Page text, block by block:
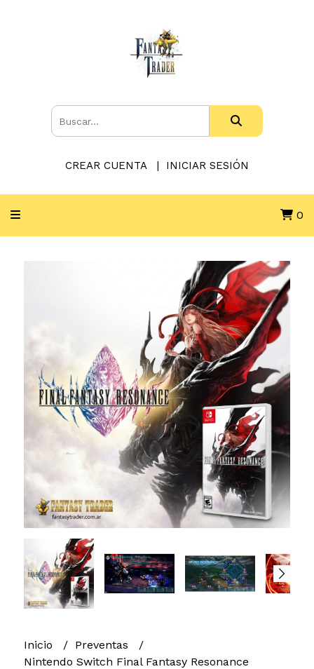
CREAR CUENTA INICIAR SESIÓN
0
Inicio
Preventas
Nintendo Switch Final Fantasy Resonance